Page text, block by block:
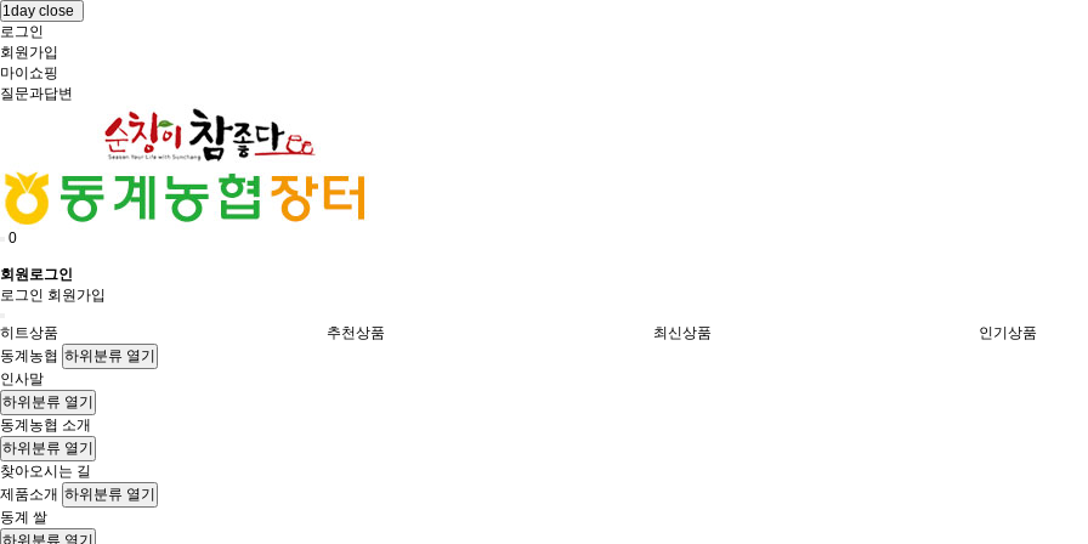
1day close
로그인
회원가입
마이쇼핑
질문과답변
0
회원로그인
로그인 회원가입
히트상품 추천상품 최신상품
인기상품
동계농협 하위분류 열기
인사말
하위분류 열기
동계농협 소개
하위분류 열기
찾아오시는 길
제품소개 하위분류 열기
동계 쌀
하위분류 열기